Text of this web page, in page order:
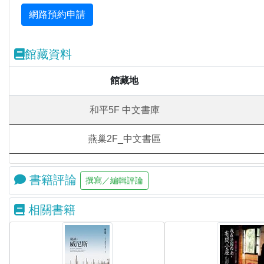
館藏資料
館藏地
和平5F 中文書庫
燕巢2F_中文書區
書籍評論
相關書籍